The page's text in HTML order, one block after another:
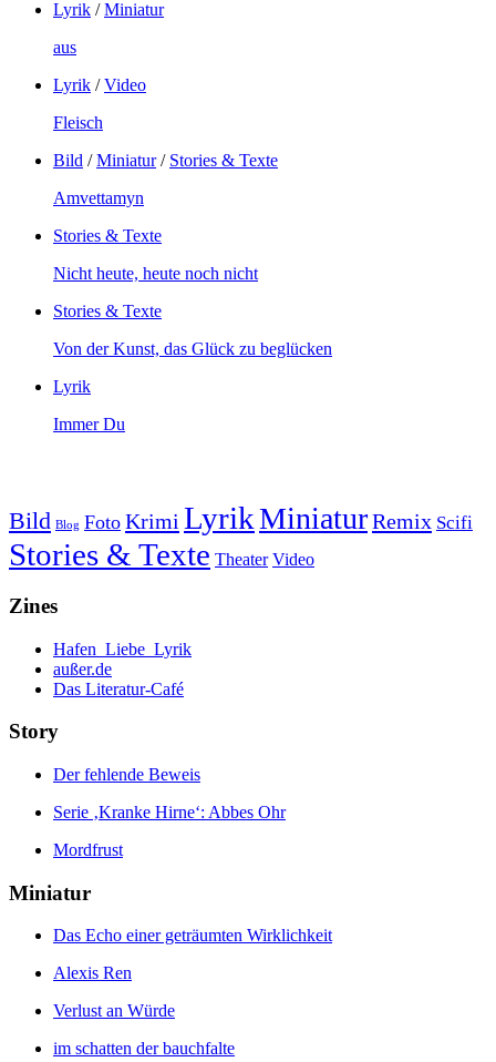
Lyrik /Miniatur
aus
Lyrik /Video
Fleisch
Bild /Miniatur/ Stories & Texte
Amvettamyn
Stories & Texte
Nicht heute, heute noch nicht
Stories & Texte
Von der Kunst, das Glück zu beglücken
Lyrik
Immer Du
Bild Blog Foto Krimi LyrikMiniaturRemix Scifi
Stories & Texte Theater Video
Zines
Hafen_Liebe_Lyrik
außer.de
Das Literatur-Café
Story
Der fehlende Beweis
Serie ‚Kranke Hirne‘: Abbes Ohr
Mordfrust
Miniatur
Das Echo einer geträumten Wirklichkeit
Alexis Ren
Verlust an Würde
im schatten der bauchfalte